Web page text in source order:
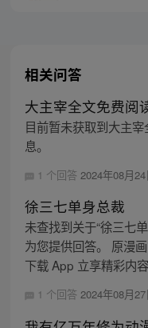
相关问答
大主宰全文免费阅
目前暂未获取到大主
息。
1 个回答 2024年08月
徐三七单身总裁
未查找到关于“徐三七
为您提供回答。 原漫
下载 App 立享精彩内容
1 个回答 2024年08月